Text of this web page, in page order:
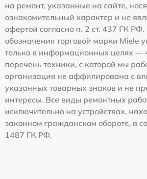
на ремонт, указанные на сайте,
ознакомительный характер и не
офертой согласно п. 2 ст. 437 ГК
обозначения торговой марки Miele
только в информационных целях —
перечень техники, с которой мы
организация не аффилирована с
указанных товарных знаков и не
интересы. Все виды ремонтных
исключительно на устройствах,
законном гражданском обороте, в
1487 ГК РФ.